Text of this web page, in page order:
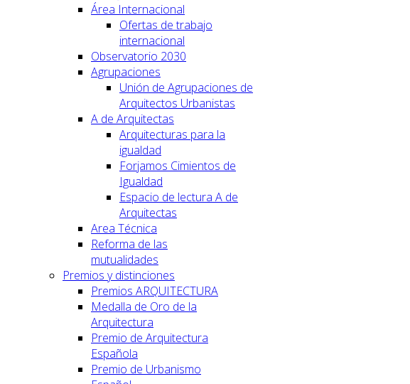
Área Internacional
Ofertas de trabajo
internacional
Observatorio 2030
Agrupaciones
Unión de Agrupaciones de
Arquitectos Urbanistas
A de Arquitectas
Arquitecturas para la
igualdad
Forjamos Cimientos de
Igualdad
Espacio de lectura A de
Arquitectas
Area Técnica
Reforma de las
mutualidades
Premios y distinciones
Premios ARQUITECTURA
Medalla de Oro de la
Arquitectura
Premio de Arquitectura
Española
Premio de Urbanismo